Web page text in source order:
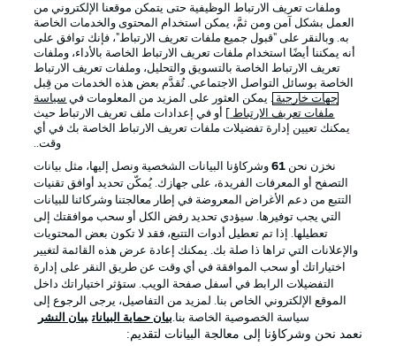
Football as it's meant to be
تطبيق الدوري الألماني
Official Partners
وملفات تعريف الارتباط الوظيفية حتى يتمكن موقعنا الإلكتروني من
العمل بشكل آمن ومن ثمَّ، يمكن استخدام المحتوى والخدمات الخاصة
به. وبالنقر على "قبول جميع ملفات تعريف الارتباط"، فإنك توافق على
أنه يمكننا أيضًا استخدام ملفات تعريف الارتباط الخاصة بالأداء، وملفات
تعريف الارتباط الخاصة بالتسويق والتحليل، وملفات تعريف الارتباط
الخاصة بوسائل التواصل الاجتماعي. تُقدَّم بعض هذه الخدمات من قِبل
جهات خارجية . يمكن العثور على المزيد من المعلومات في سياسة
ملفات تعريف الارتباط
] أو في إعدادات ملف تعريف الارتباط حيث
يمكنك تعيين إدارة تفضيلات ملفات تعريف الارتباط الخاصة بك في أي
وقت..
نخزن نحن 61وشركاؤنا البيانات الشخصية ونصل إليها، مثل بيانات
التصفح أو المعرفات الفريدة، على جهازك. يُمكّن تحديد أوافق تقنيات
التتبع من دعم الأغراض المعروضة في إطار معالجتنا وشركائنا للبيانات
التي يجب توفيرها. سيؤدي تحديد رفض الكل أو سحب موافقتك إلى
تعطيلها. إذا تم تعطيل أدوات التتبع، فقد لا تكون بعض المحتويات
والإعلانات التي تراها ذا صلة بك. يمكنك إعادة عرض هذه القائمة لتغيير
اختياراتك أو سحب الموافقة في أي وقت عن طريق النقر على إدارة
التفضيلات الرابط في أسفل صفحة الويب. ستؤثر اختياراتك داخل
الموقع الإلكتروني الخاص بنا. لمزيد من التفاصيل، يرجى الرجوع إلى
سياسة الخصوصية الخاصة بنا.بيان حماية البيانات بيان النشر
نعمد نحن وشركاؤنا إلى معالجة البيانات لتقديم: